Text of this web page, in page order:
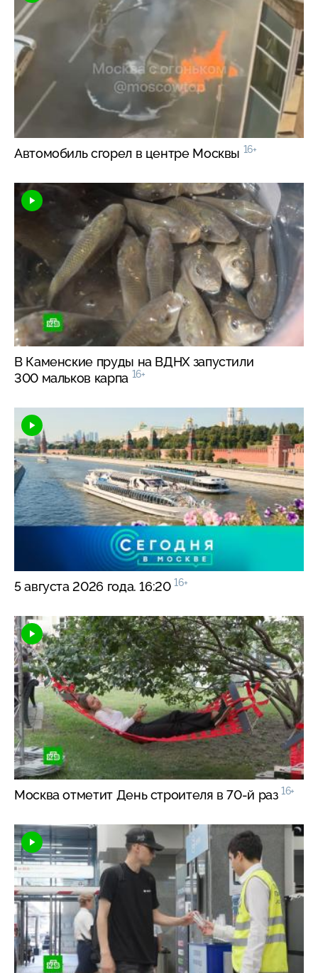
Автомобиль сгорел в центре Москвы 16+
В Каменские пруды на ВДНХ запустили
300 мальков карпа 16+
5 августа 2026 года. 16:20 16+
Москва отметит День строителя в70-й раз 16+